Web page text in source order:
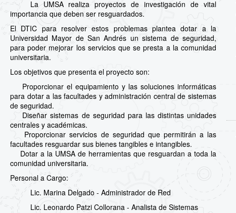
La UMSA realiza proyectos de investigación de vital
importancia que deben ser resguardados.
El DTIC para resolver estos problemas plantea dotar a la
Universidad Mayor de San Andrés un sistema de seguridad,
para poder mejorar los servicios que se presta a la comunidad
universitaria.
Los objetivos que presenta el proyecto son:
Proporcionar el equipamiento y las soluciones informáticas
para dotar a las facultades y administración central de sistemas
de seguridad.
Diseñar sistemas de seguridad para las distintas unidades
centrales y académicas.
Proporcionar servicios de seguridad que permitirán a las
facultades resguardar sus bienes tangibles e intangibles.
Dotar a la UMSA de herramientas que resguardan a toda la
comunidad universitaria.
Personal a Cargo:
Lic. Marina Delgado - Administrador de Red
Lic. Leonardo Patzi Collorana - Analista de Sistemas